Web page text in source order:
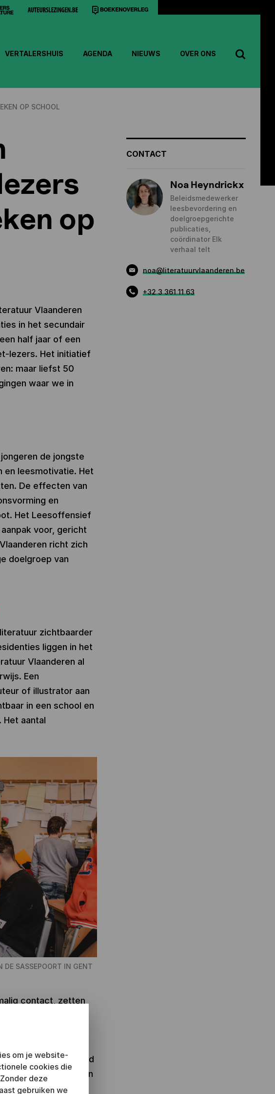
VERTALERSHUIS AGENDA NIEUWS OVER ONS
OP SCHOOL
op
Vlaanderen
in het secundair
half jaar of een
lezers. Het initiatief
maar liefst 50
waar we in
jongeren de jongste
en leesmotivatie. Het
De effecten van
en
Het Leesoffensief
voor, gericht
richt zich
doelgroep van
zichtbaarder
liggen in het
Vlaanderen al
Een
of illustrator aan
in een school en
Het aantal
DE SASSEPOORT IN GENT
contact, zetten
traject. Bij deze
en moeilijke
auteur één of twee
de slag gaat rond
jongeren niet alleen
Eerder
CONTACT
Noa Heyndrickx
Beleidsmedewerker
leesbevordering en
doelgroepgerichte
publicaties,
coördinator Elk
verhaal telt
noa@literatuurvlaanderen.be
+32 3 361 11 63
om je website-
cookies die
deze
gebruiken we